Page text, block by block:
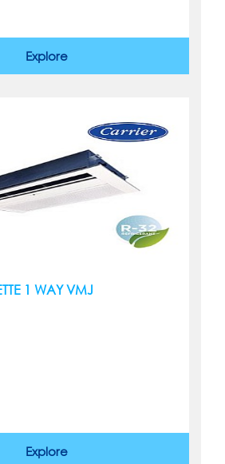
Explore
1 WAY VMJ
Explore